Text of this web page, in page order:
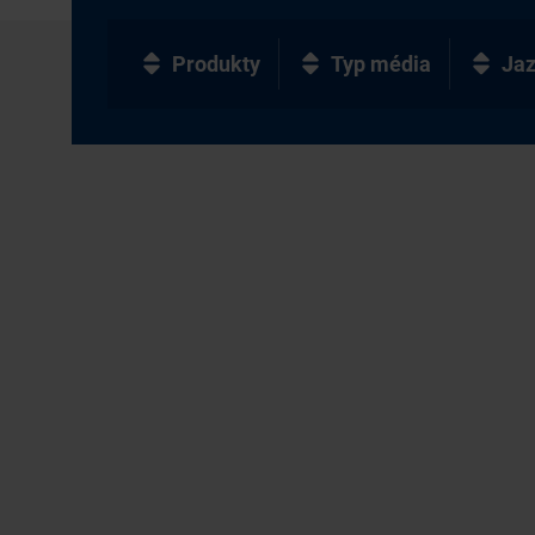
Produkty Typ média